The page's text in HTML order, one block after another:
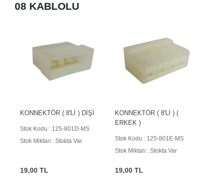
08 KABLOLU
KONNEKTÖR ( 8'Lİ ) DİŞİ
Stok Kodu : 125-801D-MS
Stok Miktarı : Stokta Var
19,00 TL
KONNEKTÖR ( 8'Lİ ) (
ERKEK )
Stok Kodu : 125-801E-MS
Stok Miktarı : Stokta Var
19,00 TL